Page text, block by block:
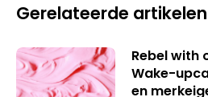
Gerelateerde artikelen
Rebel with
Wake-
en